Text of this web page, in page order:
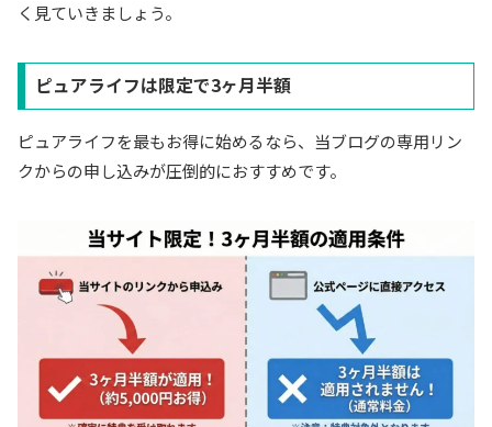
く見ていきましょう。
ピュアライフは限定で3ヶ月半額
ピュアライフを最もお得に始めるなら、当ブログの専用リン
クからの申し込みが圧倒的におすすめです。